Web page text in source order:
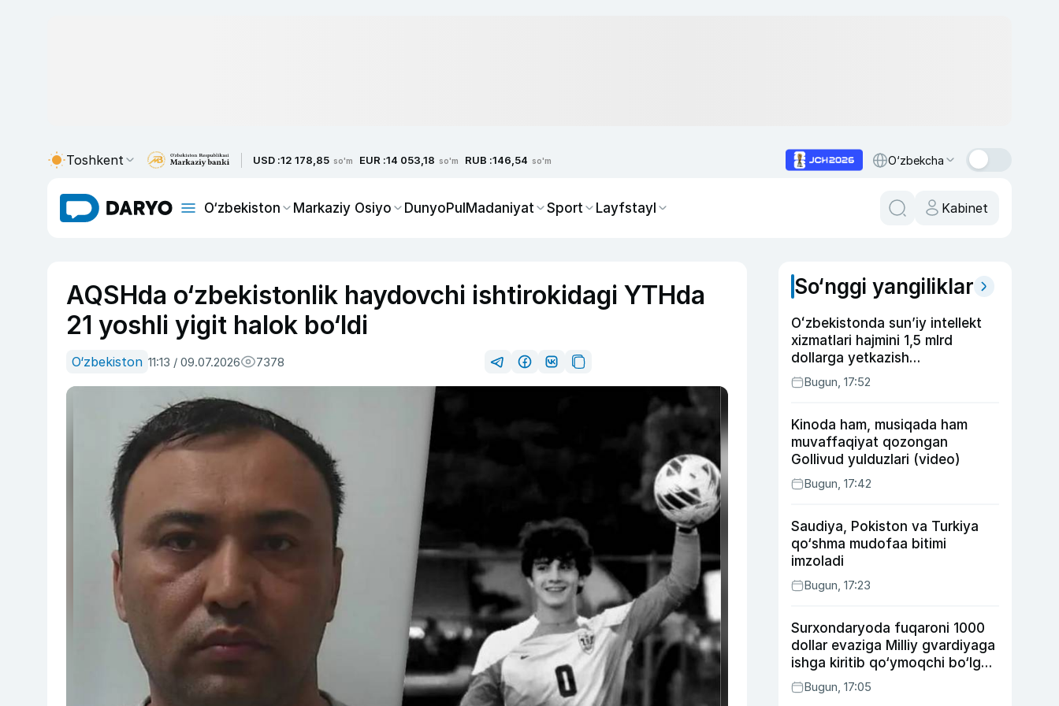
Toshkent USD :12 178,85 so'm EUR :14 053,18 so'm RUB :146,54 so'm O‘zbekcha
O‘zbekiston Markaziy Osiyo DunyoPulMadaniyat Sport Layfstayl Kabinet
AQSHda o‘zbekistonlik haydovchi ishtirokidagi YTHda
21 yoshli yigit halok bo‘ldi
O‘zbekiston 11:13 / 09.07.2026 7378
So‘nggi yangiliklar
Oʻzbekistonda sunʼiy intellekt
xizmatlari hajmini 1,5 mlrd
dollarga yetkazish
rejalashtirilmoqda
Bugun, 17:52
Kinoda ham, musiqada ham
muvaffaqiyat qozongan
Gollivud yulduzlari (video)
Bugun, 17:42
Saudiya, Pokiston va Turkiya
qo‘shma mudofaa bitimi
imzoladi
Bugun, 17:23
Surxondaryoda fuqaroni 1000
dollar evaziga Milliy gvardiyaga
ishga kiritib qo‘ymoqchi bo‘lgan
shaxs ushlandi
Bugun, 17:05